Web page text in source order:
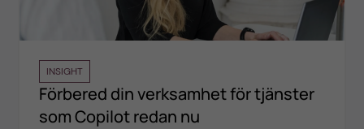
INSIGHT
Förbered din verksamhet för tjänster
som Copilot redan nu